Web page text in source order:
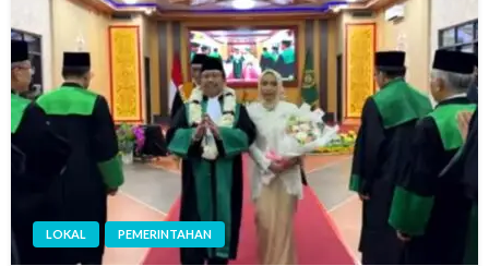
LOKAL PEMERINTAHAN